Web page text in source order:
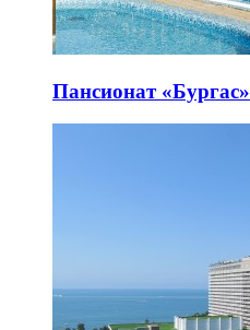
Пансионат «Бургас»